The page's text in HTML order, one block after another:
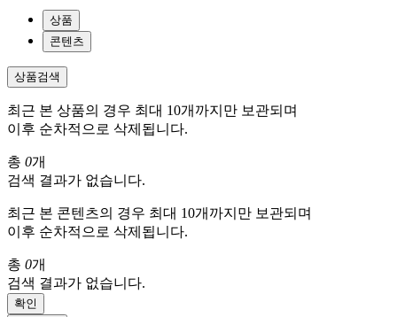
상품
콘텐츠
상품검색
최근 본 상품의 경우 최대 10개까지만 보관되며
이후 순차적으로 삭제됩니다.
총 0개
검색 결과가 없습니다.
최근 본 콘텐츠의 경우 최대 10개까지만 보관되며
이후 순차적으로 삭제됩니다.
총 0개
검색 결과가 없습니다.
확인